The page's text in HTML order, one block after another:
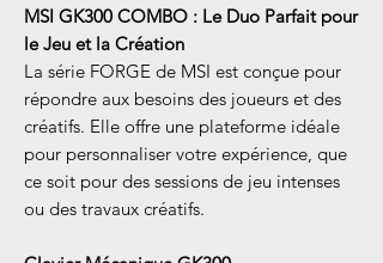
MSI GK300 COMBO : Le Duo Parfait pour
le Jeu et la Création
La série FORGE de MSI est conçue pour
répondre aux besoins des joueurs et des
créatifs. Elle offre une plateforme idéale
pour personnaliser votre expérience, que
ce soit pour des sessions de jeu intenses
ou des travaux créatifs.